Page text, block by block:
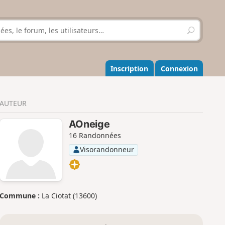
R
e
h
e
r
r
Inscription Connexion
AUTEUR
AOneige
16 Randonnées
Visorandonneur
Commune : La Ciotat (13600)